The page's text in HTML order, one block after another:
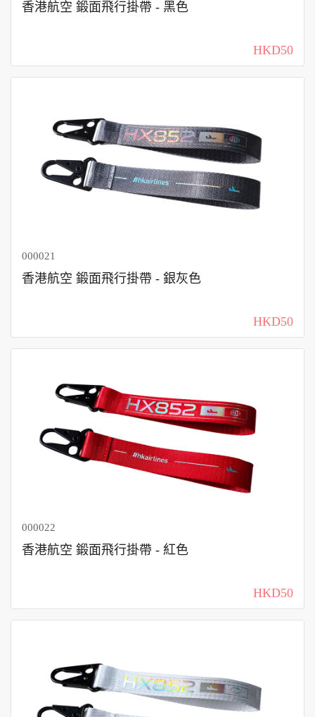
香港航空 鍛面飛行掛帶 - 黑色
HKD50
000021
香港航空 鍛面飛行掛帶 - 銀灰色
HKD50
000022
香港航空 鍛面飛行掛帶 - 紅色
HKD50